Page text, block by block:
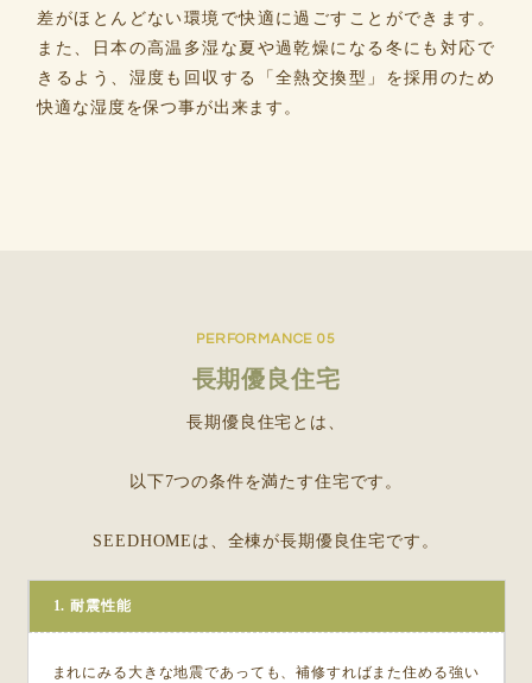
差がほとんどない環境で快適に過ごすことができます。
また、日本の高温多湿な夏や過乾燥になる冬にも対応で
きるよう、湿度も回収する「全熱交換型」を採用のため
快適な湿度を保つ事が出来ます。
PERFORMANCE 05
長期優良住宅
長期優良住宅とは、
以下7つの条件を満たす住宅です。
SEEDHOMEは、全棟が長期優良住宅です。
1. 耐震性能
まれにみる大きな地震であっても、補修すればまた住める強い